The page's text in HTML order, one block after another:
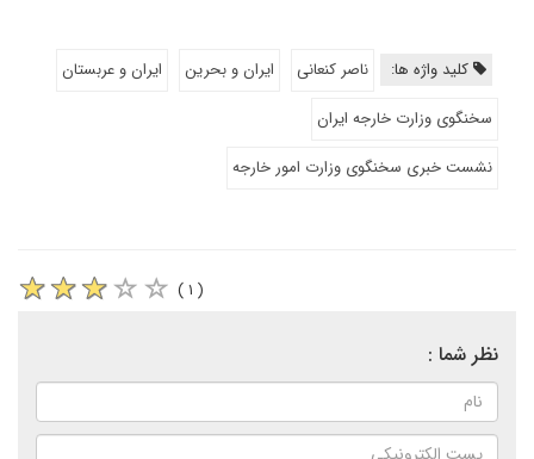
کلید واژه ها: ناصر کنعانی ایران و بحرین
ایران و عربستان
سخنگوی وزارت خارجه ایران
نشست خبری سخنگوی وزارت امور خارجه
( ۱ )
نظر شما :